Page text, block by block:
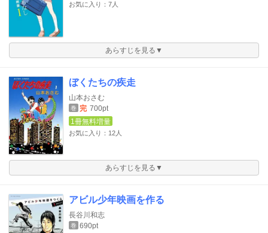
お気に入り：7人
あらすじを見る▼
ぼくたちの疾走
山本おさむ
巻 完 700pt
1冊無料増量
お気に入り：12人
あらすじを見る▼
アビル少年映画を作る
長谷川和志
巻 690pt